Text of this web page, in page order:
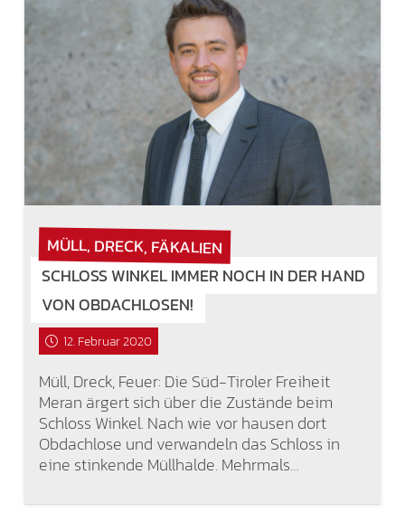
MÜLL, DRECK, FÄKALIEN
SCHLOSS WINKEL IMMER NOCH IN DER HAND
VON OBDACHLOSEN!
12. Februar 2020
Müll, Dreck, Feuer: Die Süd-Tiroler Freiheit
Meran ärgert sich über die Zustände beim
Schloss Winkel. Nach wie vor hausen dort
Obdachlose und verwandeln das Schloss in
eine stinkende Müllhalde. Mehrmals…